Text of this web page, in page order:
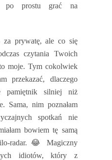
po prostu grać na
za prywatę, ale co się
czytania Twoich
moje. Tym cokolwiek
przekazać, dlaczego
pamiętnik silniej niż
Sama, nim poznałam
spotkań nie
bowiem tę samą
radar. 😂
Magiczny
idiotów, który z